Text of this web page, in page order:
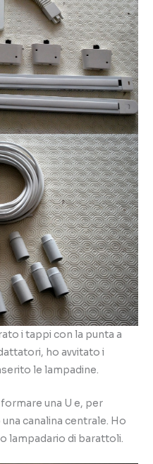
i tappi con la punta a
ho avvitato i
le lampadine.
una U e, per
canalina centrale. Ho
lampadario di barattoli.